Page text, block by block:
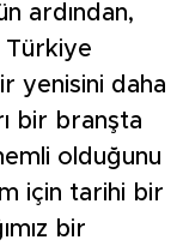
ardından,
Türkiye
yenisini daha
bir branşta
olduğunu
için tarihi bir
bir